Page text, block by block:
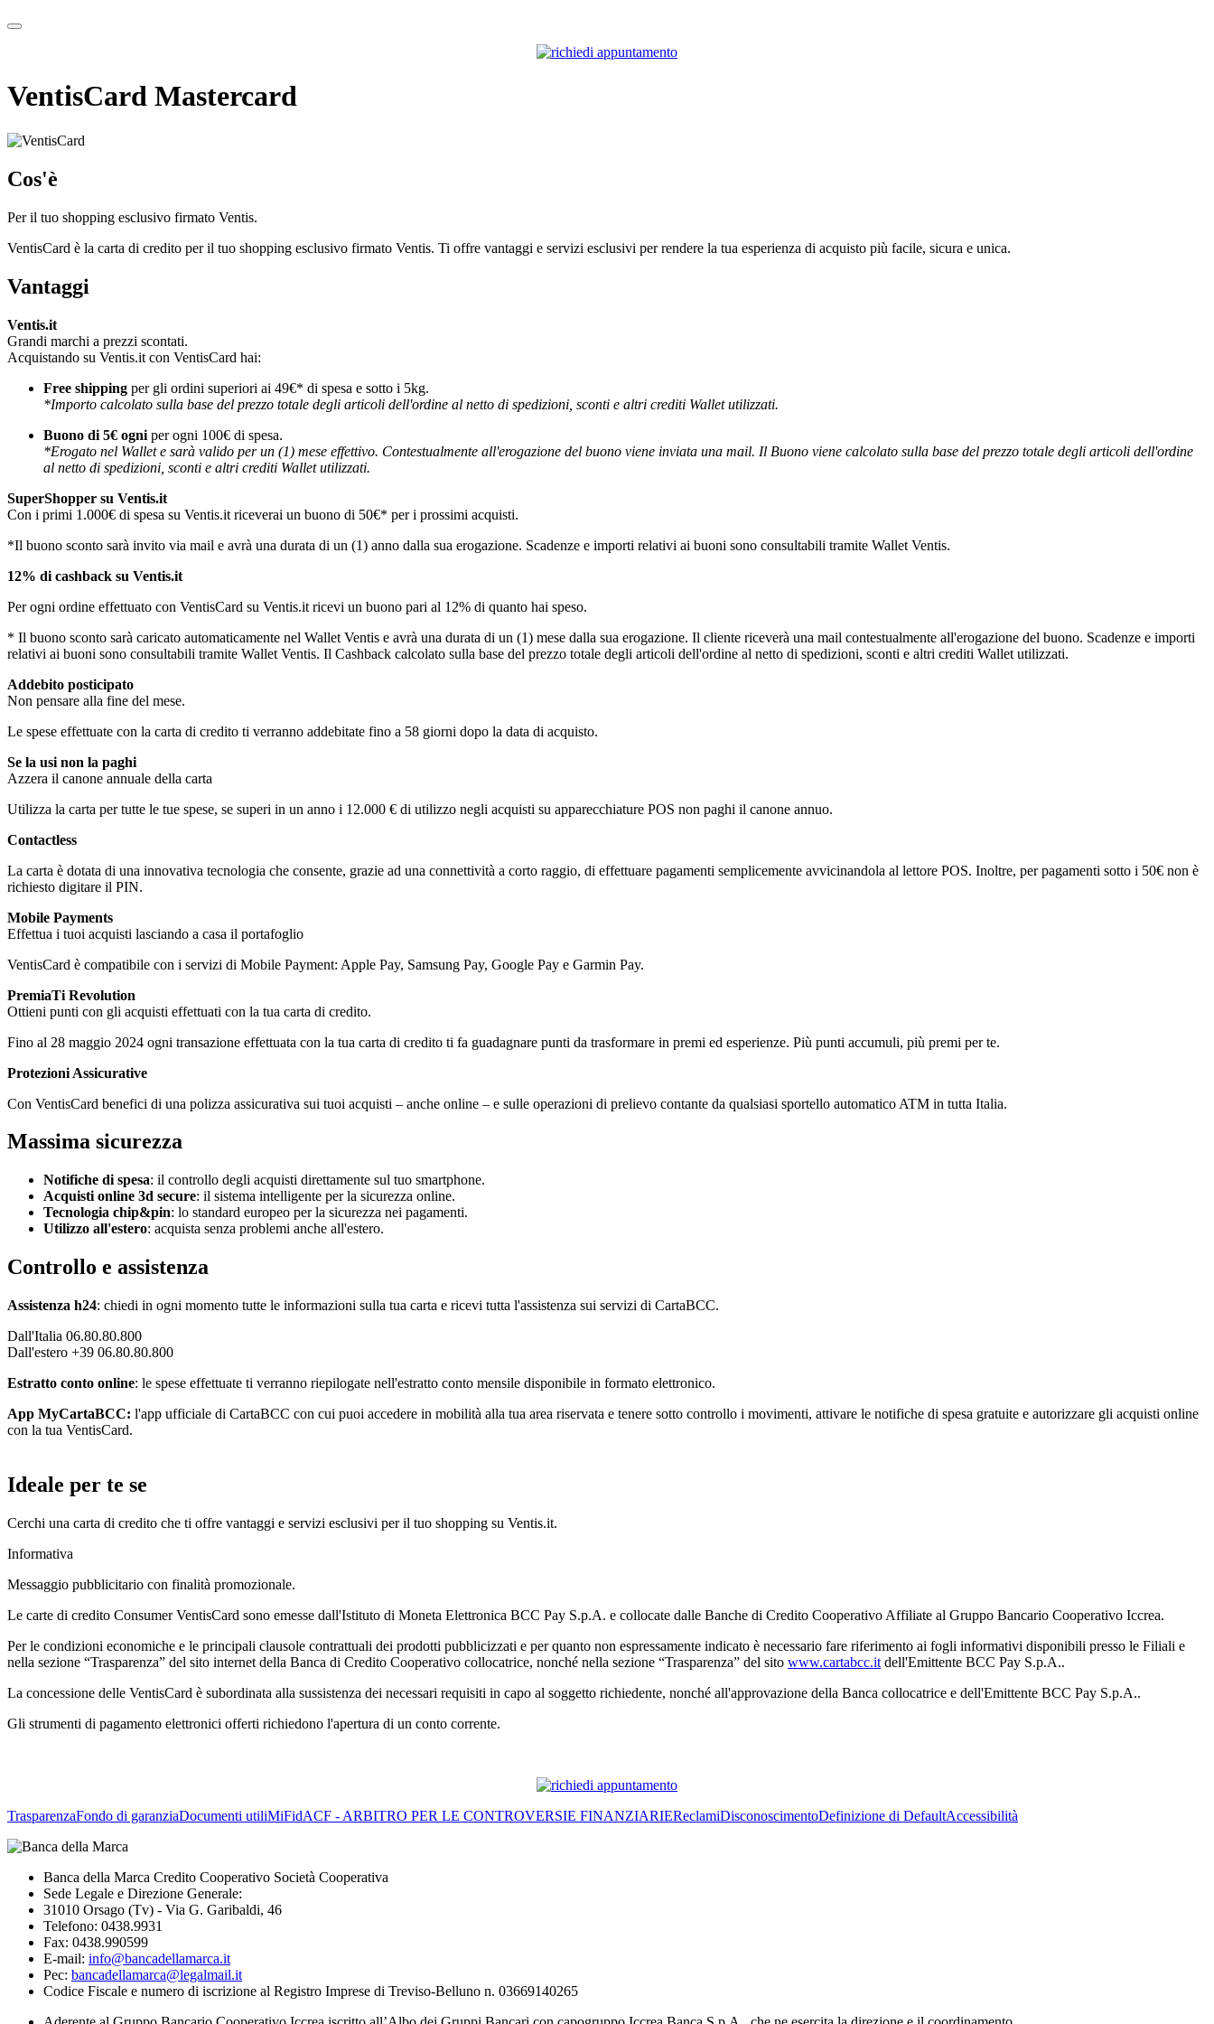
VentisCard Mastercard
Cos'è
Per il tuo shopping esclusivo firmato Ventis.
VentisCard è la carta di credito per il tuo shopping esclusivo firmato Ventis. Ti offre vantaggi e servizi esclusivi per rendere la tua esperienza di acquisto più facile, sicura e unica.
Vantaggi
Ventis.it
Grandi marchi a prezzi scontati.
Acquistando su Ventis.it con VentisCard hai:
Free shipping per gli ordini superiori ai 49€* di spesa e sotto i 5kg.
*Importo calcolato sulla base del prezzo totale degli articoli dell'ordine al netto di spedizioni, sconti e altri crediti Wallet utilizzati.
Buono di 5€ ogni per ogni 100€ di spesa.
*Erogato nel Wallet e sarà valido per un (1) mese effettivo. Contestualmente all'erogazione del buono viene inviata una mail. Il Buono viene calcolato sulla base del prezzo totale degli articoli dell'ordine
al netto di spedizioni, sconti e altri crediti Wallet utilizzati.
SuperShopper su Ventis.it
Con i primi 1.000€ di spesa su Ventis.it riceverai un buono di 50€* per i prossimi acquisti.
*Il buono sconto sarà invito via mail e avrà una durata di un (1) anno dalla sua erogazione. Scadenze e importi relativi ai buoni sono consultabili tramite Wallet Ventis.
12% di cashback su Ventis.it
Per ogni ordine effettuato con VentisCard su Ventis.it ricevi un buono pari al 12% di quanto hai speso.
* Il buono sconto sarà caricato automaticamente nel Wallet Ventis e avrà una durata di un (1) mese dalla sua erogazione. Il cliente riceverà una mail contestualmente all'erogazione del buono. Scadenze e importi
relativi ai buoni sono consultabili tramite Wallet Ventis. Il Cashback calcolato sulla base del prezzo totale degli articoli dell'ordine al netto di spedizioni, sconti e altri crediti Wallet utilizzati.
Addebito posticipato
Non pensare alla fine del mese.
Le spese effettuate con la carta di credito ti verranno addebitate fino a 58 giorni dopo la data di acquisto.
Se la usi non la paghi
Azzera il canone annuale della carta
Utilizza la carta per tutte le tue spese, se superi in un anno i 12.000 € di utilizzo negli acquisti su apparecchiature POS non paghi il canone annuo.
Contactless
La carta è dotata di una innovativa tecnologia che consente, grazie ad una connettività a corto raggio, di effettuare pagamenti semplicemente avvicinandola al lettore POS. Inoltre, per pagamenti sotto i 50€ non è
richiesto digitare il PIN.
Mobile Payments
Effettua i tuoi acquisti lasciando a casa il portafoglio
VentisCard è compatibile con i servizi di Mobile Payment: Apple Pay, Samsung Pay, Google Pay e Garmin Pay.
PremiaTi Revolution
Ottieni punti con gli acquisti effettuati con la tua carta di credito.
Fino al 28 maggio 2024 ogni transazione effettuata con la tua carta di credito ti fa guadagnare punti da trasformare in premi ed esperienze. Più punti accumuli, più premi per te.
Protezioni Assicurative
Con VentisCard benefici di una polizza assicurativa sui tuoi acquisti – anche online – e sulle operazioni di prelievo contante da qualsiasi sportello automatico ATM in tutta Italia.
Massima sicurezza
Notifiche di spesa: il controllo degli acquisti direttamente sul tuo smartphone.
Acquisti online 3d secure: il sistema intelligente per la sicurezza online.
Tecnologia chip&pin: lo standard europeo per la sicurezza nei pagamenti.
Utilizzo all'estero: acquista senza problemi anche all'estero.
Controllo e assistenza
Assistenza h24: chiedi in ogni momento tutte le informazioni sulla tua carta e ricevi tutta l'assistenza sui servizi di CartaBCC.
Dall'Italia 06.80.80.800
Dall'estero +39 06.80.80.800
Estratto conto online: le spese effettuate ti verranno riepilogate nell'estratto conto mensile disponibile in formato elettronico.
App MyCartaBCC: l'app ufficiale di CartaBCC con cui puoi accedere in mobilità alla tua area riservata e tenere sotto controllo i movimenti, attivare le notifiche di spesa gratuite e autorizzare gli acquisti online
con la tua VentisCard.
Ideale per te se
Cerchi una carta di credito che ti offre vantaggi e servizi esclusivi per il tuo shopping su Ventis.it.
Informativa
Messaggio pubblicitario con finalità promozionale.
Le carte di credito Consumer VentisCard sono emesse dall'Istituto di Moneta Elettronica BCC Pay S.p.A. e collocate dalle Banche di Credito Cooperativo Affiliate al Gruppo Bancario Cooperativo Iccrea.
Per le condizioni economiche e le principali clausole contrattuali dei prodotti pubblicizzati e per quanto non espressamente indicato è necessario fare riferimento ai fogli informativi disponibili presso le Filiali e
nella sezione “Trasparenza” del sito internet della Banca di Credito Cooperativo collocatrice, nonché nella sezione “Trasparenza” del sito www.cartabcc.it dell'Emittente BCC Pay S.p.A..
La concessione delle VentisCard è subordinata alla sussistenza dei necessari requisiti in capo al soggetto richiedente, nonché all'approvazione della Banca collocatrice e dell'Emittente BCC Pay S.p.A..
Gli strumenti di pagamento elettronici offerti richiedono l'apertura di un conto corrente.
TrasparenzaFondo di garanziaDocumenti utiliMiFidACF - ARBITRO PER LE CONTROVERSIE FINANZIARIEReclamiDisconoscimentoDefinizione di DefaultAccessibilità
Banca della Marca Credito Cooperativo Società Cooperativa
Sede Legale e Direzione Generale:
31010 Orsago (Tv) - Via G. Garibaldi, 46
Telefono: 0438.9931
Fax: 0438.990599
E-mail: info@bancadellamarca.it
Pec: bancadellamarca@legalmail.it
Codice Fiscale e numero di iscrizione al Registro Imprese di Treviso-Belluno n. 03669140265